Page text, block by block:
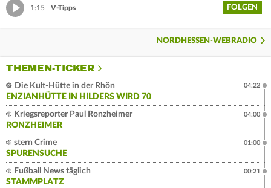
1:15 V-Tipps FOLGEN
NORDHESSEN-WEBRADIO
THEMEN-TICKER
Die Kult-Hütte in der Rhön
ENZIANHÜTTE IN HILDERS WIRD 70
04:22
Kriegsreporter Paul Ronzheimer
RONZHEIMER
04:00
stern Crime
SPURENSUCHE
01:00
Fußball News täglich
STAMMPLATZ
00:21